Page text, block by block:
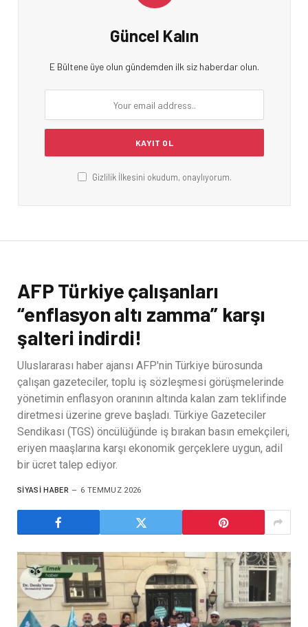
Güncel Kalın
E Bültene üye olun gündemden ilk siz haberdar olun.
Gizlilik İlkesini okudum, onaylıyorum.
AFP Türkiye çalışanları
“enflasyon altı zamma” karşı
şalteri indirdi!
Uluslararası haber ajansı AFP'nin Türkiye bürosunda
çalışan gazeteciler, toplu iş sözleşmesi görüşmelerinde
yönetimin enflasyon oranının altında kalan zam teklifinde
diretmesi üzerine greve başladı. Türkiye Gazeteciler
Sendikası (TGS) öncülüğünde iş bırakan basın emekçileri,
eriyen maaşlarına karşı ekonomik gerçeklere uygun, adil
bir ücret talep ediyor.
SIYASI HABER 6 TEMMUZ 2026